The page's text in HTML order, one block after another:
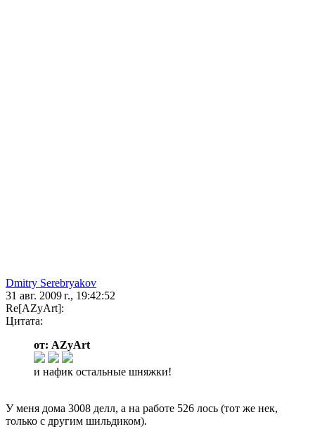
Dmitry Serebryakov
31 авг. 2009 г., 19:42:52
Re[AZyArt]:
Цитата:
от: AZyArt
и нафик остальные шняжки!
У меня дома 3008 делл, а на работе 526 лось (тот же нек,
только с другим шильдиком).